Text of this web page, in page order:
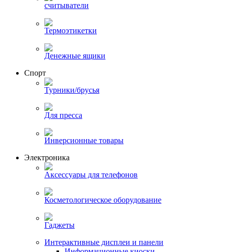
считыватели
Термоэтикетки
Денежные ящики
Спорт
Турники/брусья
Для пресса
Инверсионные товары
Электроника
Аксессуары для телефонов
Косметологическое оборудование
Гаджеты
Интерактивные дисплеи и панели